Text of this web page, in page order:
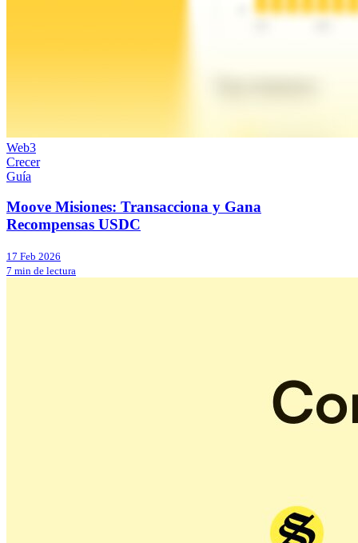
Web3
Crecer
Guía
Moove Misiones: Transacciona y Gana
Recompensas USDC
17 Feb 2026
7 min de lectura